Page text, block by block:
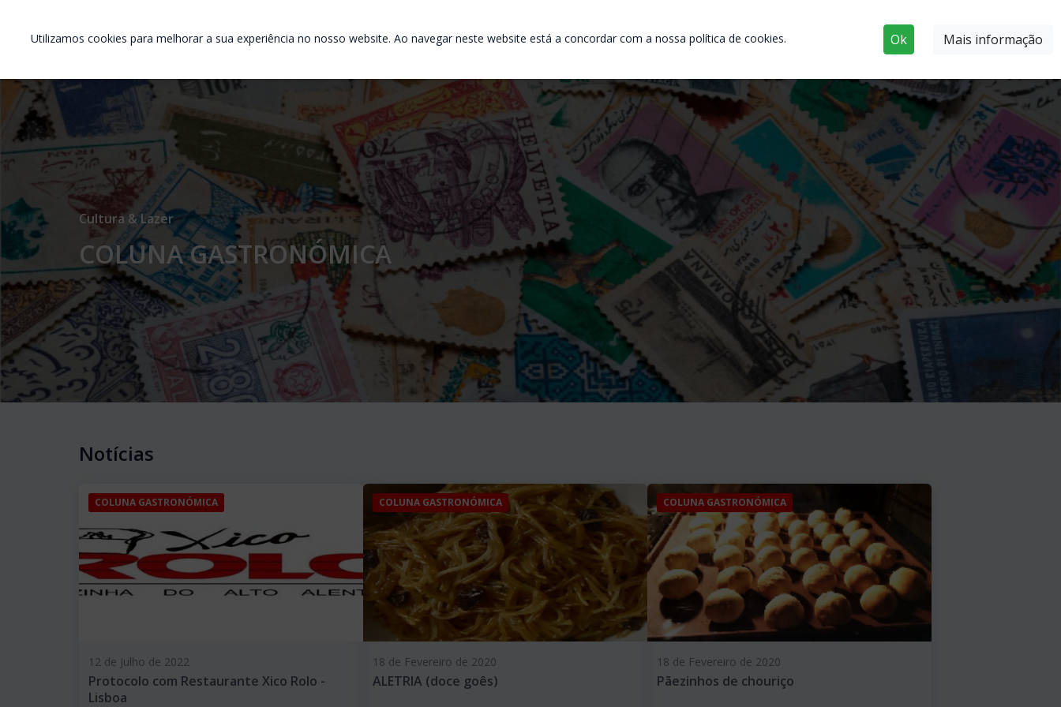
Utilizamos cookies para melhorar a sua experiência no nosso website. Ao navegar neste website está a concordar com a nossa política de cookies. Ok Mais informação
Cultura & Lazer
COLUNA GASTRONÓMICA
Notícias
COLUNA GASTRONÓMICA
12 de Julho de 2022
Protocolo com Restaurante Xico Rolo -
Lisboa
COLUNA GASTRONÓMICA
18 de Fevereiro de 2020
ALETRIA (doce goês)
COLUNA GASTRONÓMICA
18 de Fevereiro de 2020
Pãezinhos de chouriço